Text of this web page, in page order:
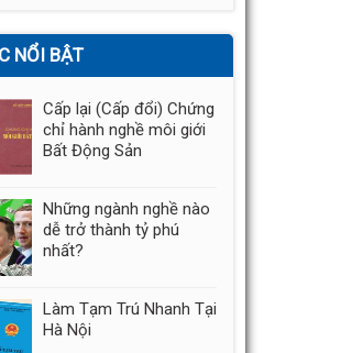
NỔI BẬT
Cấp lại (Cấp đổi) Chứng
chỉ hành nghề môi giới
Bất Động Sản
Những ngành nghề nào
dễ trở thành tỷ phú
nhất?
Làm Tạm Trú Nhanh Tại
Hà Nội